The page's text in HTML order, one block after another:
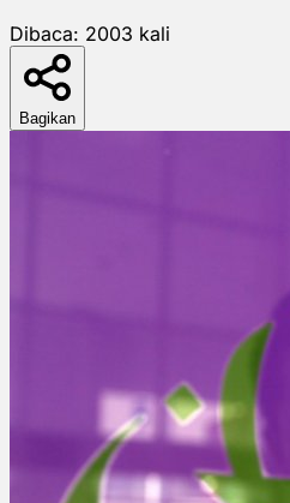
Dibaca: 2003 kali
Bagikan